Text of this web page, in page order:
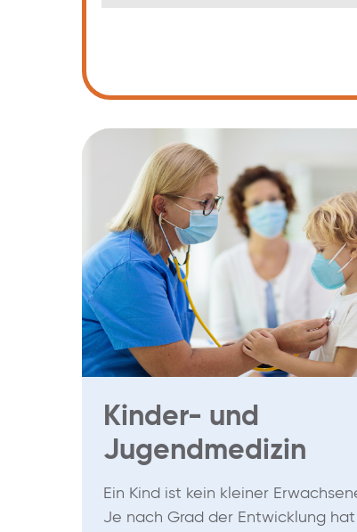
Kinder- und
Jugendmedizin
Ein Kind ist kein kleiner
Je nach Grad der Entwicklung